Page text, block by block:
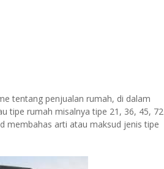
tentang penjualan rumah, di dalam
tipe rumah misalnya tipe 21, 36, 45, 72
membahas arti atau maksud jenis tipe